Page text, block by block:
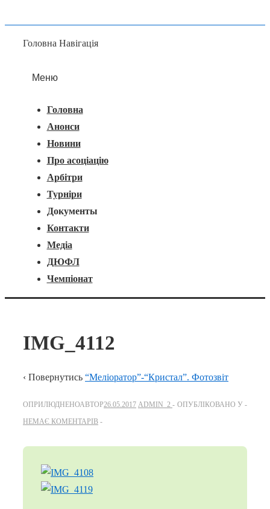
Головна Навігація
Меню
Головна
Анонси
Новини
Про асоціацію
Арбітри
Турніри
Документы
Контакти
Медіа
ДЮФЛ
Чемпіонат
IMG_4112
‹ Повернутись “Меліоратор”-“Кристал”. Фотозвіт
ОПРИЛЮДНЕНОАВТОР26.05.2017 ADMIN_2
ОПУБЛІКОВАНО У
НЕМАЄ КОМЕНТАРІВ